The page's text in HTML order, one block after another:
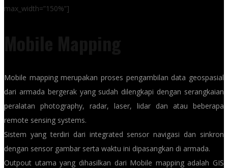
max_width=”150%”]
Mobile mapping merupakan proses pengambilan data geospasial
dari armada bergerak yang sudah dilengkapi dengan serangkaian
peralatan photography, radar, laser, lidar dan atau beberapa
remote sensing systems.
Sistem yang terdiri dari integrated sensor navigasi dan sinkron
dengan sensor gambar serta waktu ini dipasangkan di armada.
Outpout utama yang dihasilkan dari Mobile mapping adalah GIS